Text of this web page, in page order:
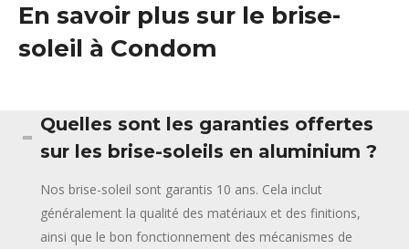
En savoir plus sur le brise-
soleil à Condom
Quelles sont les garanties offertes
sur les brise-soleils en aluminium ?
Nos brise-soleil sont garantis 10 ans. Cela inclut
généralement la qualité des matériaux et des finitions,
ainsi que le bon fonctionnement des mécanismes de